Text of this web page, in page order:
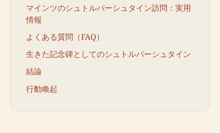
マインツのシュトルパーシュタイン訪問：実用
情報
よくある質問（FAQ）
生きた記念碑としてのシュトルパーシュタイン
結論
行動喚起